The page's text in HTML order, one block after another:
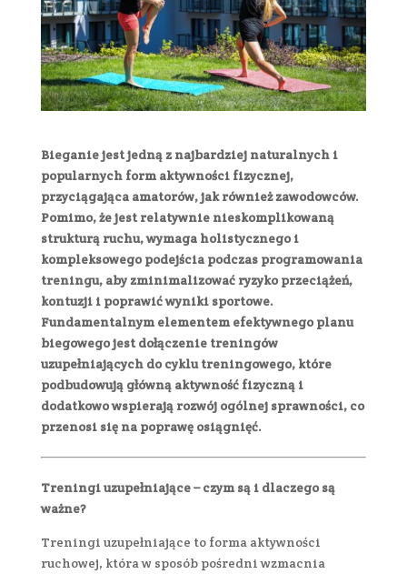
Bieganie jest jedną z najbardziej naturalnych i
popularnych form aktywności fizycznej,
przyciągająca amatorów, jak również zawodowców.
Pomimo, że jest relatywnie nieskomplikowaną
strukturą ruchu, wymaga holistycznego i
kompleksowego podejścia podczas programowania
treningu, aby zminimalizować ryzyko przeciążeń,
kontuzji i poprawić wyniki sportowe.
Fundamentalnym elementem efektywnego planu
biegowego jest dołączenie treningów
uzupełniających do cyklu treningowego, które
podbudowują główną aktywność fizyczną i
dodatkowo wspierają rozwój ogólnej sprawności, co
przenosi się na poprawę osiągnięć.
Treningi uzupełniające – czym są i dlaczego są
ważne?
Treningi uzupełniające to forma aktywności
ruchowej, która w sposób pośredni wzmacnia